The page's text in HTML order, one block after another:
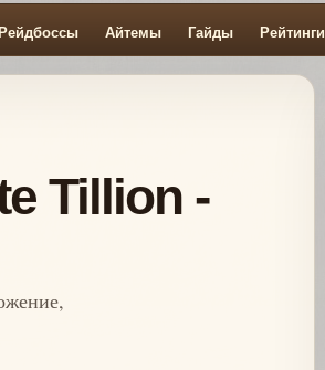
Рейдбоссы Айтемы Гайды Рейтинги
Tillion -